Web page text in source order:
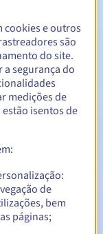
Entre 1 e 10 anos
30 dias
da data de
suspensão do
cookies e outros
são
do site.
segurança do
medições de
isentos de
de
bem
páginas;